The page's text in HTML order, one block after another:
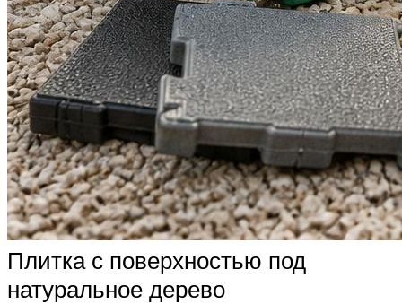
Плитка с поверхностью под
натуральное дерево